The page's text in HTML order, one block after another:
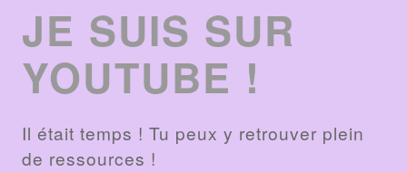
JE SUIS SUR
YOUTUBE !
Il était temps ! Tu peux y retrouver plein
de ressources !